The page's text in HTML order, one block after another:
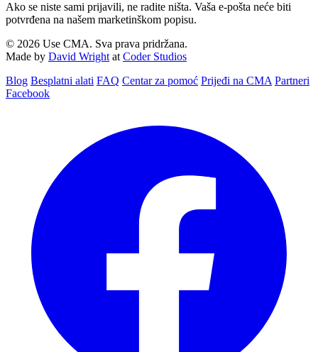
Ako se niste sami prijavili, ne radite ništa. Vaša e-pošta neće biti
potvrđena na našem marketinškom popisu.
© 2026 Use CMA. Sva prava pridržana.
Made by David Wright at Coder Studios
Blog‎ Besplatni alati FAQ Centar za pomoć Prijeđi na CMA Partneri
Facebook